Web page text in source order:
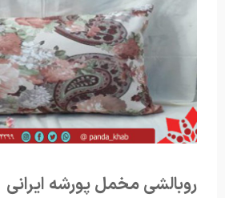
روبالشی مخمل پورشه ایرانی